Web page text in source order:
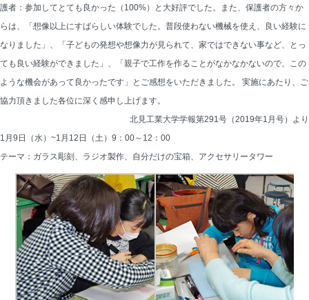
護者：参加してとても良かった（100%）と大好評でした。また、保護者の方々か
らは、「想像以上にすばらしい体験でした。普段使わない機械を使え、良い経験に
なりました」、「子どもの発想や想像力が見られて、家ではできない事など、とっ
ても良い経験ができました」、「親子で工作を作ることがなかなかないので、この
ような機会があって良かったです」とご感想をいただきました。 実施にあたり、ご
協力頂きました各位に深く感申し上げます。
北見工業大学学報第291号（2019年1月号）より
1月9日（水）~1月12日（土）9：00～12：00
テーマ：ガラス彫刻、ラジオ製作、自分だけの宝箱、アクセサリータワー